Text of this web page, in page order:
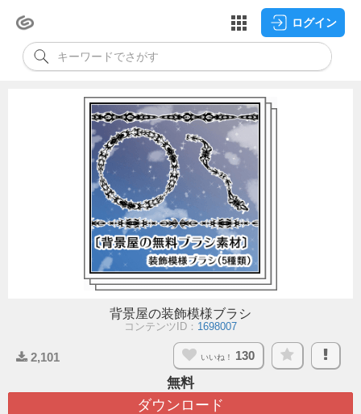
ログイン
背景屋の装飾模様ブラシ
コンテンツID： 1698007
2,101 いいね！ 130
無料
ダウンロード